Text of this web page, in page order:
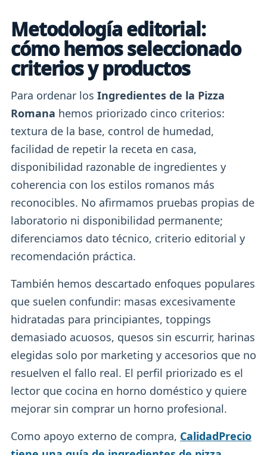
Metodología editorial:
cómo hemos seleccionado
criterios y productos
Para ordenar los Ingredientes de la Pizza
Romana hemos priorizado cinco criterios:
textura de la base, control de humedad,
facilidad de repetir la receta en casa,
disponibilidad razonable de ingredientes y
coherencia con los estilos romanos más
reconocibles. No afirmamos pruebas propias de
laboratorio ni disponibilidad permanente;
diferenciamos dato técnico, criterio editorial y
recomendación práctica.
También hemos descartado enfoques populares
que suelen confundir: masas excesivamente
hidratadas para principiantes, toppings
demasiado acuosos, quesos sin escurrir, harinas
elegidas solo por marketing y accesorios que no
resuelven el fallo real. El perfil priorizado es el
lector que cocina en horno doméstico y quiere
mejorar sin comprar un horno profesional.
Como apoyo externo de compra, CalidadPrecio